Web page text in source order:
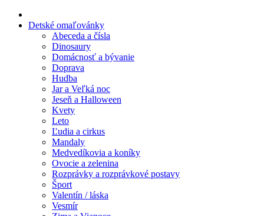
Detské omaľovánky
Abeceda a čísla
Dinosaury
Domácnosť a bývanie
Doprava
Hudba
Jar a Veľká noc
Jeseň a Halloween
Kvety
Leto
Ľudia a cirkus
Mandaly
Medvedíkovia a koníky
Ovocie a zelenina
Rozprávky a rozprávkové postavy
Šport
Valentín / láska
Vesmír